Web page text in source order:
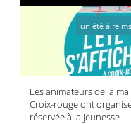
Les animateurs de la
Croix-rouge ont
réservée à la jeunesse
un été à reims